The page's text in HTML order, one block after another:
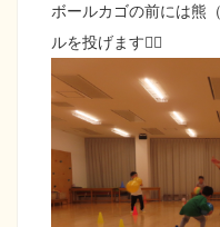
ボールカゴの前には熊
ルを投げます👍🏻